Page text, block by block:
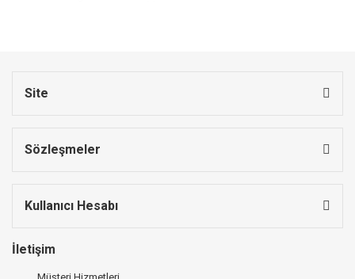
Site
Sözleşmeler
Kullanıcı Hesabı
İletişim